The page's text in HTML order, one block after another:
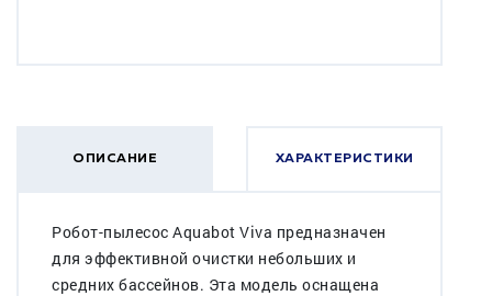
ОПИСАНИЕ ХАРАКТЕРИСТИКИ
Робот-пылесоc Aquabot Viva предназначен
для эффективной очистки небольших и
средних бассейнов. Эта модель оснащена